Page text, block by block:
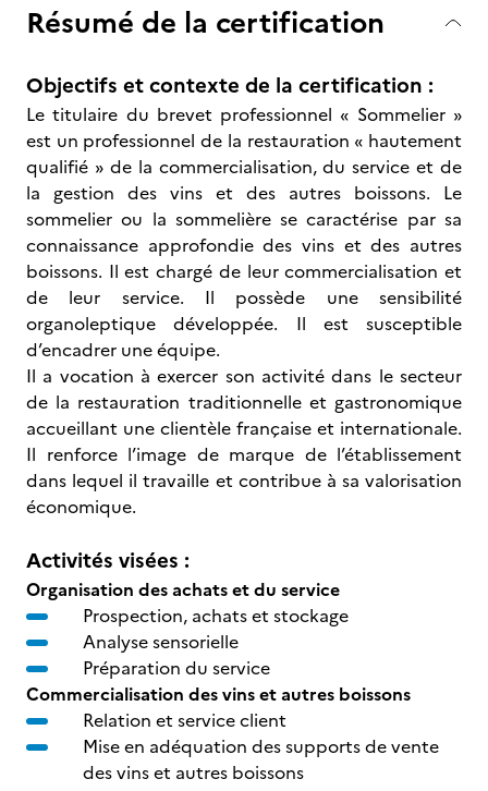
Résumé de la certification
Objectifs et contexte de la certification :
Le titulaire du brevet professionnel « Sommelier »
est un professionnel de la restauration « hautement
qualifié » de la commercialisation, du service et de
la gestion des vins et des autres boissons. Le
sommelier ou la sommelière se caractérise par sa
connaissance approfondie des vins et des autres
boissons. Il est chargé de leur commercialisation et
de leur service. Il possède une sensibilité
organoleptique développée. Il est susceptible
d’encadrer une équipe.
Il a vocation à exercer son activité dans le secteur
de la restauration traditionnelle et gastronomique
accueillant une clientèle française et internationale.
Il renforce l’image de marque de l’établissement
dans lequel il travaille et contribue à sa valorisation
économique.
Activités visées :
Organisation des achats et du service
Prospection, achats et stockage
Analyse sensorielle
Préparation du service
Commercialisation des vins et autres boissons
Relation et service client
Mise en adéquation des supports de vente
des vins et autres boissons